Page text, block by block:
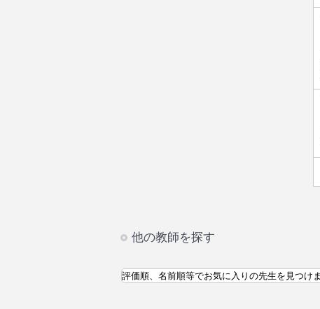
他の教師を探す
評価順、名前順等でお気に入りの先生を見つけ